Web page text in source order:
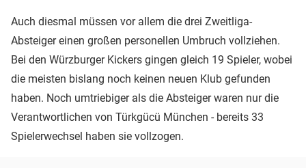
Auch diesmal müssen vor allem die drei Zweitliga-
Absteiger einen großen personellen Umbruch vollziehen.
Bei den Würzburger Kickers gingen gleich 19 Spieler, wobei
die meisten bislang noch keinen neuen Klub gefunden
haben. Noch umtriebiger als die Absteiger waren nur die
Verantwortlichen von Türkgücü München - bereits 33
Spielerwechsel haben sie vollzogen.